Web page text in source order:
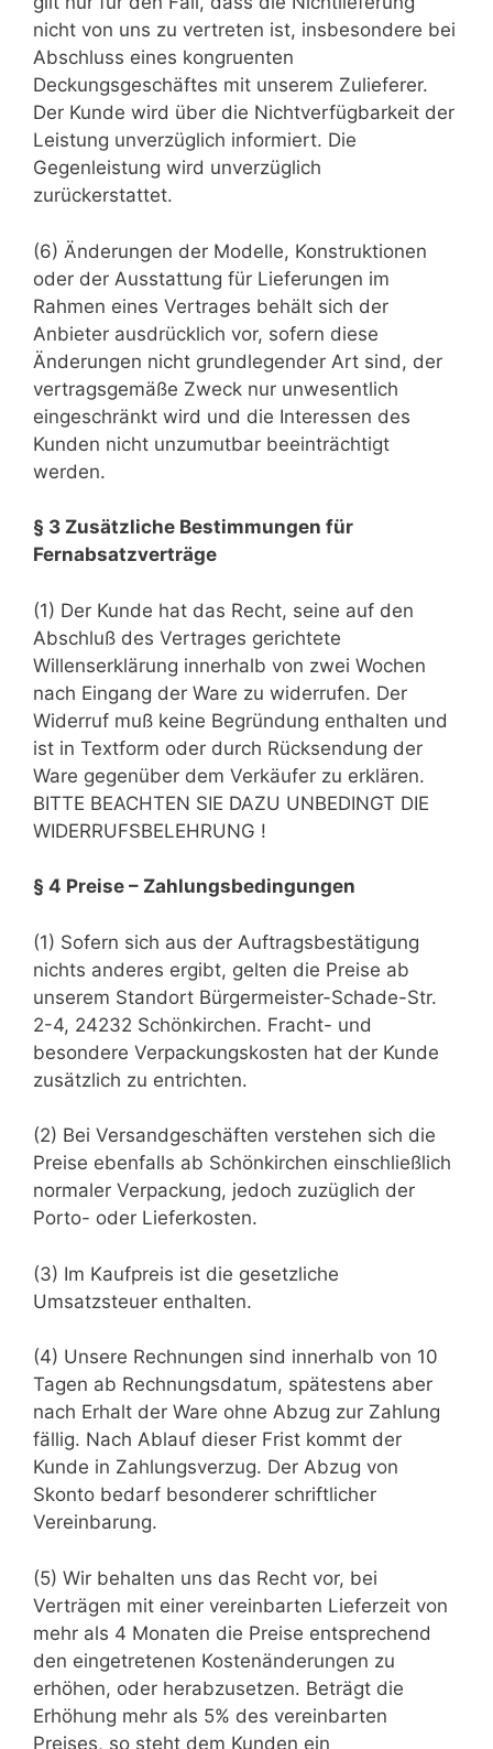
nicht von uns zu vertreten ist, insbesondere bei
Abschluss eines kongruenten
Deckungsgeschäftes mit unserem Zulieferer.
Der Kunde wird über die Nichtverfügbarkeit der
Leistung unverzüglich informiert. Die
Gegenleistung wird unverzüglich
zurückerstattet.
(6) Änderungen der Modelle, Konstruktionen
oder der Ausstattung für Lieferungen im
Rahmen eines Vertrages behält sich der
Anbieter ausdrücklich vor, sofern diese
Änderungen nicht grundlegender Art sind, der
vertragsgemäße Zweck nur unwesentlich
eingeschränkt wird und die Interessen des
Kunden nicht unzumutbar beeinträchtigt
werden.
§ 3 Zusätzliche Bestimmungen für
Fernabsatzverträge
(1) Der Kunde hat das Recht, seine auf den
Abschluß des Vertrages gerichtete
Willenserklärung innerhalb von zwei Wochen
nach Eingang der Ware zu widerrufen. Der
Widerruf muß keine Begründung enthalten und
ist in Textform oder durch Rücksendung der
Ware gegenüber dem Verkäufer zu erklären.
BITTE BEACHTEN SIE DAZU UNBEDINGT DIE
WIDERRUFSBELEHRUNG !
§ 4 Preise – Zahlungsbedingungen
(1) Sofern sich aus der Auftragsbestätigung
nichts anderes ergibt, gelten die Preise ab
unserem Standort Bürgermeister-Schade-Str.
2-4, 24232 Schönkirchen. Fracht- und
besondere Verpackungskosten hat der Kunde
zusätzlich zu entrichten.
(2) Bei Versandgeschäften verstehen sich die
Preise ebenfalls ab Schönkirchen einschließlich
normaler Verpackung, jedoch zuzüglich der
Porto- oder Lieferkosten.
(3) Im Kaufpreis ist die gesetzliche
Umsatzsteuer enthalten.
(4) Unsere Rechnungen sind innerhalb von 10
Tagen ab Rechnungsdatum, spätestens aber
nach Erhalt der Ware ohne Abzug zur Zahlung
fällig. Nach Ablauf dieser Frist kommt der
Kunde in Zahlungsverzug. Der Abzug von
Skonto bedarf besonderer schriftlicher
Vereinbarung.
(5) Wir behalten uns das Recht vor, bei
Verträgen mit einer vereinbarten Lieferzeit von
mehr als 4 Monaten die Preise entsprechend
den eingetretenen Kostenänderungen zu
erhöhen, oder herabzusetzen. Beträgt die
Erhöhung mehr als 5% des vereinbarten
Preises, so steht dem Kunden ein